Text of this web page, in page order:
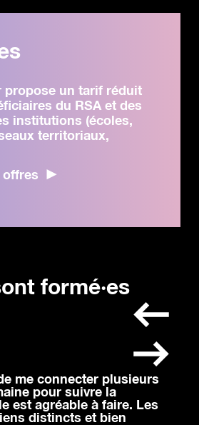
propose un tarif réduit
du RSA et des
institutions (écoles,
territoriaux,
offres
formé·es
me connecter plusieurs
pour suivre la
est agréable à faire. Les
distincts et bien